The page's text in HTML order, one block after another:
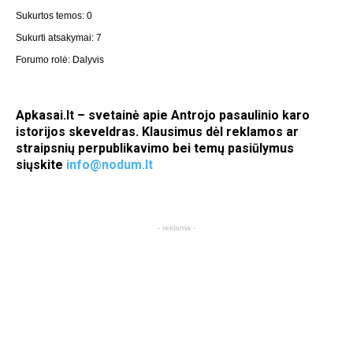
Sukurtos temos: 0
Sukurti atsakymai: 7
Forumo rolė: Dalyvis
Apkasai.lt – svetainė apie Antrojo pasaulinio karo
istorijos skeveldras. Klausimus dėl reklamos ar
straipsnių perpublikavimo bei temų pasiūlymus
siųskite info@nodum.lt
- reklama -